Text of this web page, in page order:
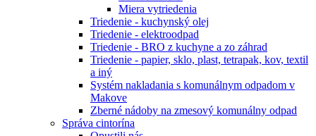
Miera vytriedenia
Triedenie - kuchynský olej
Triedenie - elektroodpad
Triedenie - BRO z kuchyne a zo záhrad
Triedenie - papier, sklo, plast, tetrapak, kov, textil
a iný
Systém nakladania s komunálnym odpadom v
Makove
Zberné nádoby na zmesový komunálny odpad
Správa cintorína